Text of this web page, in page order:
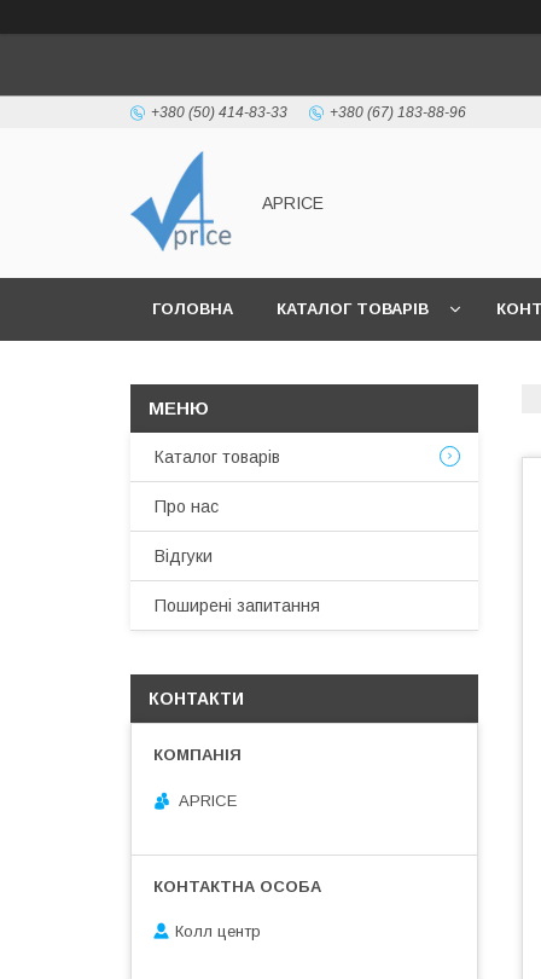
+380 (50) 414-83-33 +380 (67) 183-88-96
APRICE
ГОЛОВНА КАТАЛОГ ТОВАРІВ
Каталог товарів
Про нас
Відгуки
Поширені запитання
КОНТАКТИ
APRICE
Колл центр